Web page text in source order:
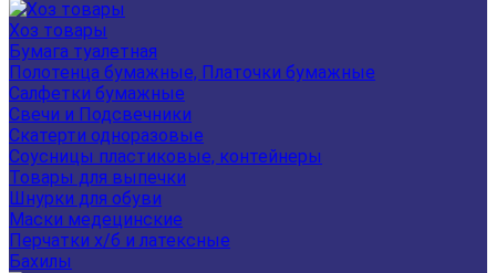
Хоз товары
Бумага туалетная
Полотенца бумажные, Платочки бумажные
Салфетки бумажные
Свечи и Подсвечники
Скатерти одноразовые
Соусницы пластиковые, контейнеры
Товары для выпечки
Шнурки для обуви
Маски медецинские
Перчатки х/б и латексные
Бахилы